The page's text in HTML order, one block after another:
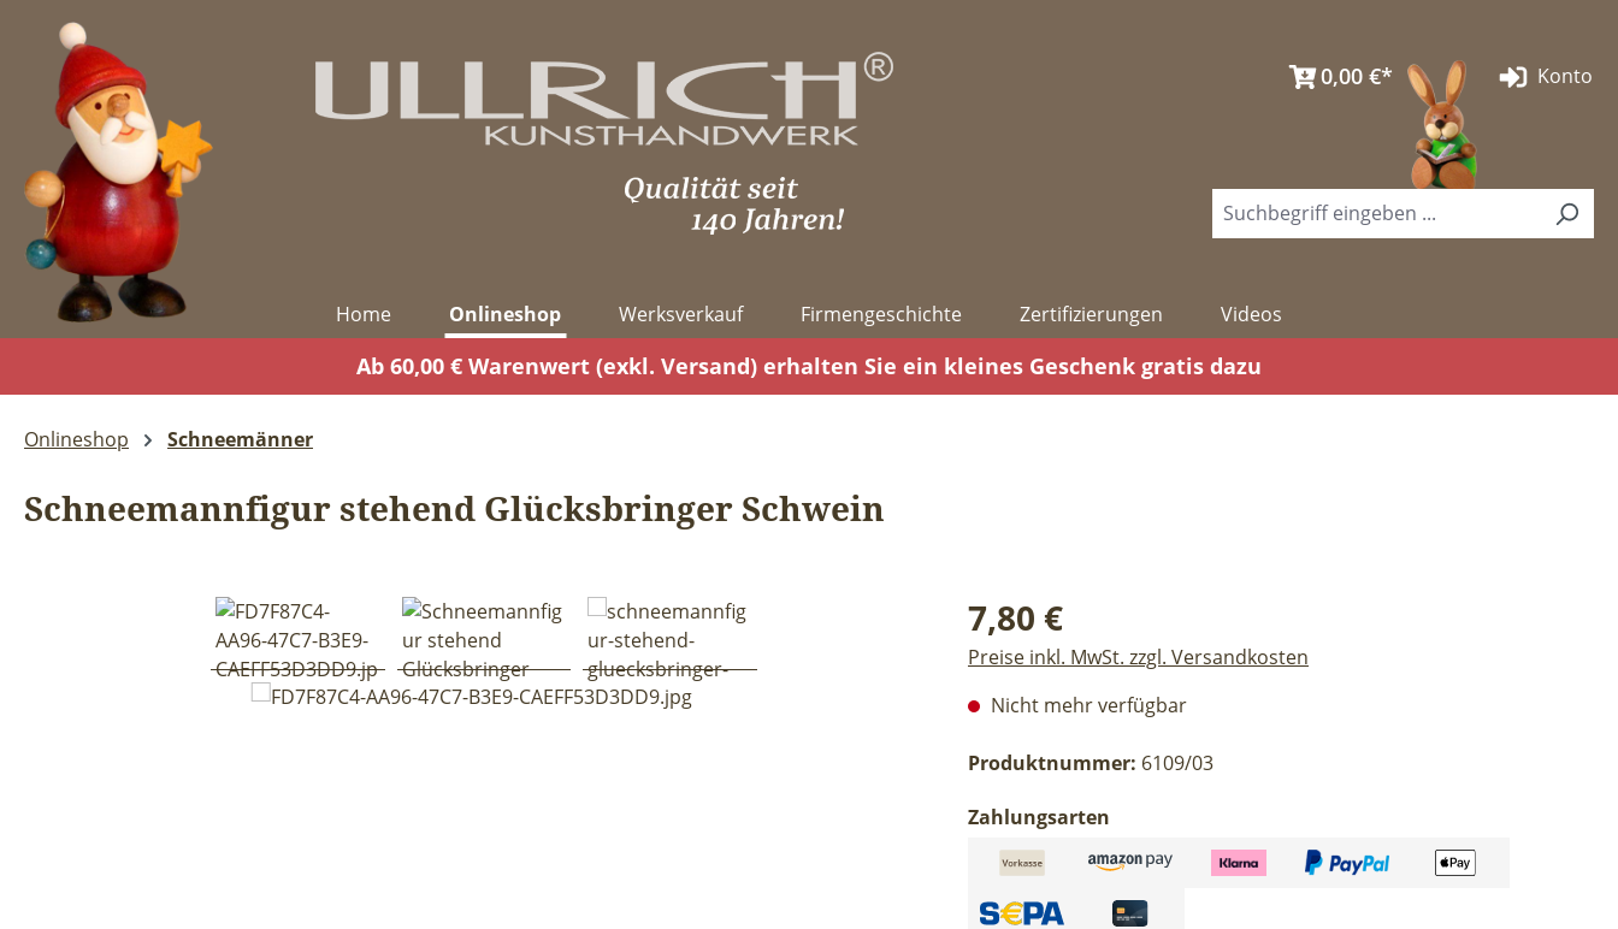
Hauptinhalt springen
Zur Suche springen
Zur Hauptnavigation springen
0,00 €* Konto
Home Onlineshop Werksverkauf Firmengeschichte Zertifizierungen Videos
Ab 60,00 € Warenwert (exkl. Versand) erhalten Sie ein kleines Geschenk gratis dazu
Onlineshop Schneemänner
Schneemannfigur stehend Glücksbringer Schwein
Bildergalerie überspringen Regulärer Preis:
7,80 €
Preise inkl. MwSt. zzgl. Versandkosten
Nicht mehr verfügbar
Produktnummer: 6109/03
Zahlungsarten